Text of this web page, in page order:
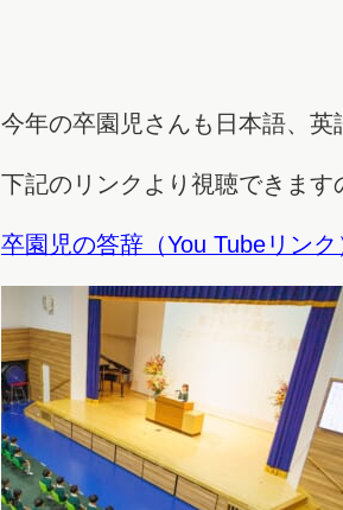
今年の卒園児さんも日本語、
下記のリンクより視聴できます
卒園児の答辞（You Tubeリンク